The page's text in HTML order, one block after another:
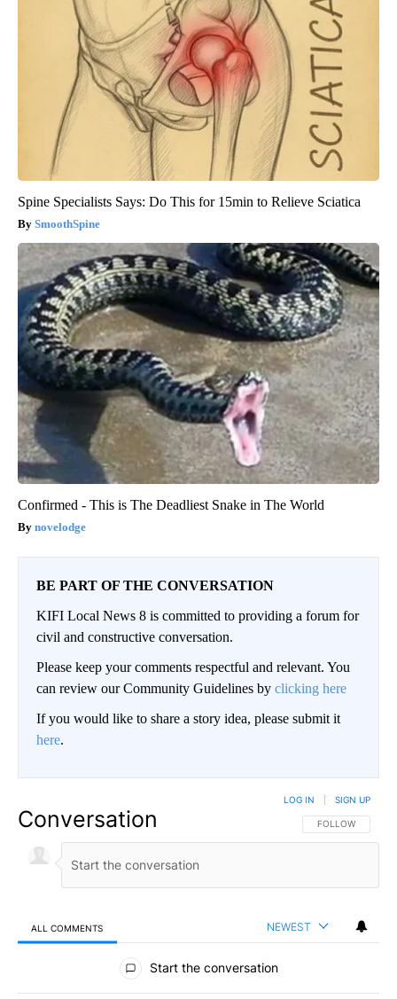
Spine Specialists Says: Do This for 15min to Relieve Sciatica
SmoothSpine
Confirmed - This is The Deadliest Snake in The World
novelodge
BE PART OF THE CONVERSATION
KIFI Local News 8 is committed to providing a forum for
civil and constructive conversation.
Please keep your comments respectful and relevant. You
can review our Community Guidelines by clicking here
If you would like to share a story idea, please submit it
here.
Conversation FOLLOW THIS
FOLLOW
LOG IN SIGN UP
ALL COMMENTS NEWEST
All Comments
Start the conversation